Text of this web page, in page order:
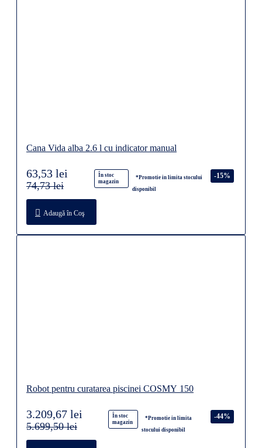
Cana Vida alba 2.6 l cu indicator manual
În stoc
magazin
*Promotie in limita stocului
disponibil
-15%
63,53 lei
74,73 lei
Adaugă în Coş
Robot pentru curatarea piscinei COSMY 150
În stoc
magazin
*Promotie in limita
stocului disponibil
-44%
3.209,67 lei
5.699,50 lei